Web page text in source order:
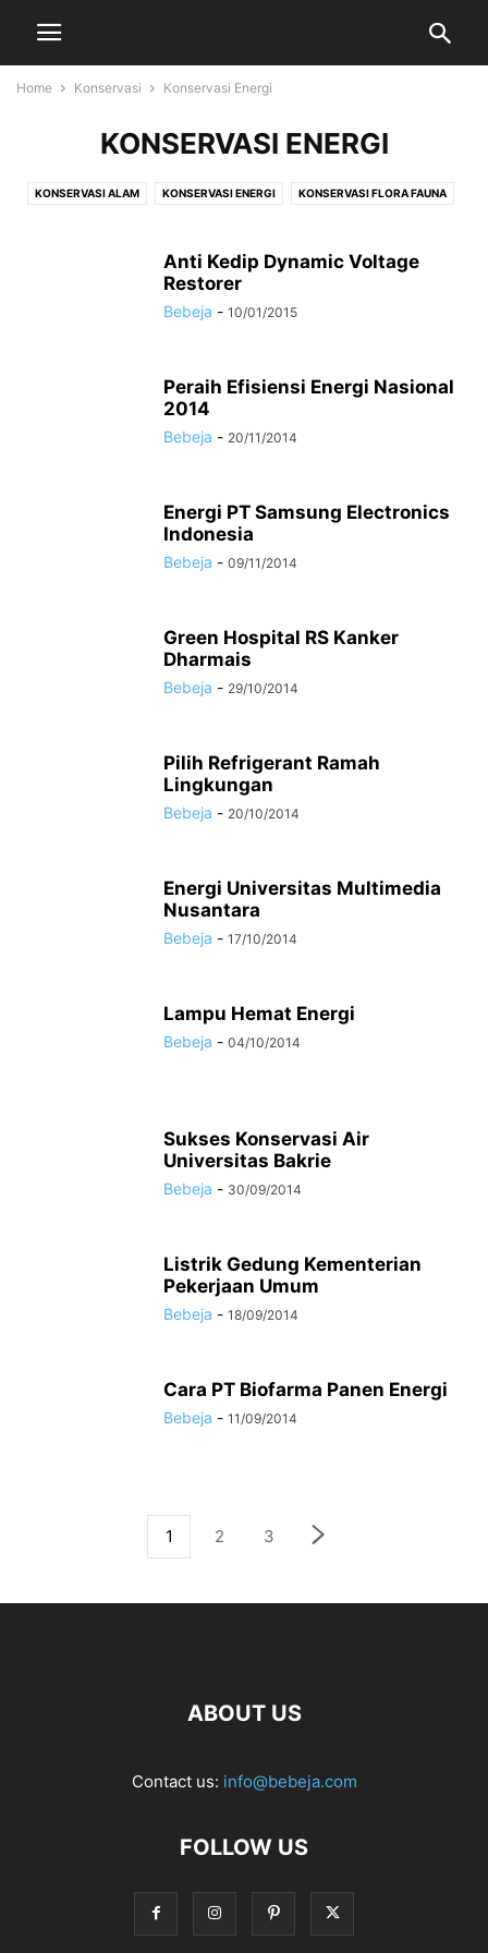
Home Konservasi Konservasi Energi
KONSERVASI ENERGI
KONSERVASI ALAM KONSERVASI ENERGI KONSERVASI FLORA FAUNA
Anti Kedip Dynamic Voltage
Restorer
Bebeja - 10/01/2015
Peraih Efisiensi Energi Nasional
2014
Bebeja - 20/11/2014
Energi PT Samsung Electronics
Indonesia
Bebeja - 09/11/2014
Green Hospital RS Kanker
Dharmais
Bebeja - 29/10/2014
Pilih Refrigerant Ramah
Lingkungan
Bebeja - 20/10/2014
Energi Universitas Multimedia
Nusantara
Bebeja - 17/10/2014
Lampu Hemat Energi
Bebeja - 04/10/2014
Sukses Konservasi Air
Universitas Bakrie
Bebeja - 30/09/2014
Listrik Gedung Kementerian
Pekerjaan Umum
Bebeja - 18/09/2014
Cara PT Biofarma Panen Energi
Bebeja - 11/09/2014
1 2 3
ABOUT US
Contact us: info@bebeja.com
FOLLOW US